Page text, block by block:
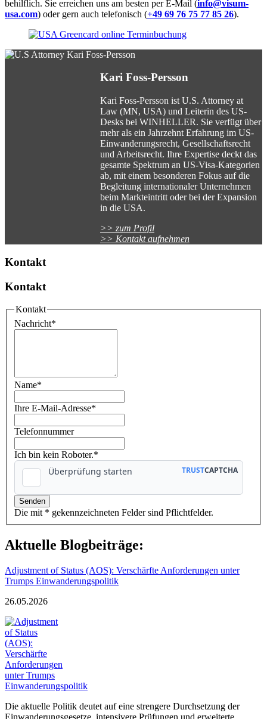
behilflich. Sie erreichen uns am besten per E-Mail (info@visum-
usa.com) oder gern auch telefonisch (+49 69 76 75 77 85 26).
Kari Foss-Persson
Kari Foss-Persson ist U.S. Attorney at
Law (MN, USA) und Leiterin des US-
Desks bei WINHELLER. Sie verfügt über
mehr als ein Jahrzehnt Erfahrung im US-
Einwanderungsrecht, Gesellschaftsrecht
und Arbeitsrecht. Ihre Expertise deckt das
gesamte Spektrum an US-Visa-Kategorien
ab, mit einem besonderen Fokus auf die
Begleitung internationaler Unternehmen
beim Markteintritt oder bei der Expansion
in die USA.
>> zum Profil
>> Kontakt aufnehmen
Kontakt
Kontakt
Kontakt
Nachricht*
Name*
Ihre E-Mail-Adresse*
Telefonnummer
Ich bin kein Roboter.*
Die mit * gekennzeichneten Felder sind Pflichtfelder.
Aktuelle Blogbeiträge:
Adjustment of Status (AOS): Verschärfte Anforderungen unter
Trumps Einwanderungspolitik
26.05.2026
Die aktuelle Politik deutet auf eine strengere Durchsetzung der
Einwanderungsgesetze, intensivere Prüfungen und erweiterte